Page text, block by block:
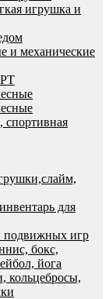
игрушка и
и механические
спортивная
для
подвижных игр
бокс,
йога
кольцебросы,